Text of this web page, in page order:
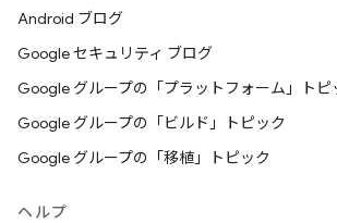
Android ブログ
Google セキュリティ ブログ
Google グループの「プラットフォーム」トピ
Google グループの「ビルド」トピック
Google グループの「移植」トピック
ヘルプ